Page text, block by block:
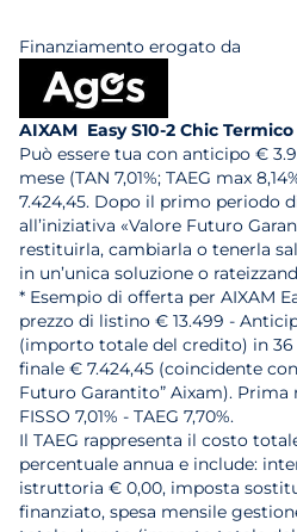
Finanziamento erogato da
AIXAM Easy S10-2 Chic Termico
Può essere tua con anticipo €
mese (TAN 7,01%; TAEG max
7.424,45. Dopo il primo periodo
all’iniziativa «Valore Futuro
restituirla, cambiarla o tenerla
in un’unica soluzione o
* Esempio di offerta per AIXAM
prezzo di listino € 13.499 -
(importo totale del credito) in 36
finale € 7.424,45 (coincidente
Futuro Garantito” Aixam). Prima
FISSO 7,01% - TAEG 7,70%.
Il TAEG rappresenta il costo
percentuale annua e include:
istruttoria € 0,00, imposta
finanziato, spesa mensile